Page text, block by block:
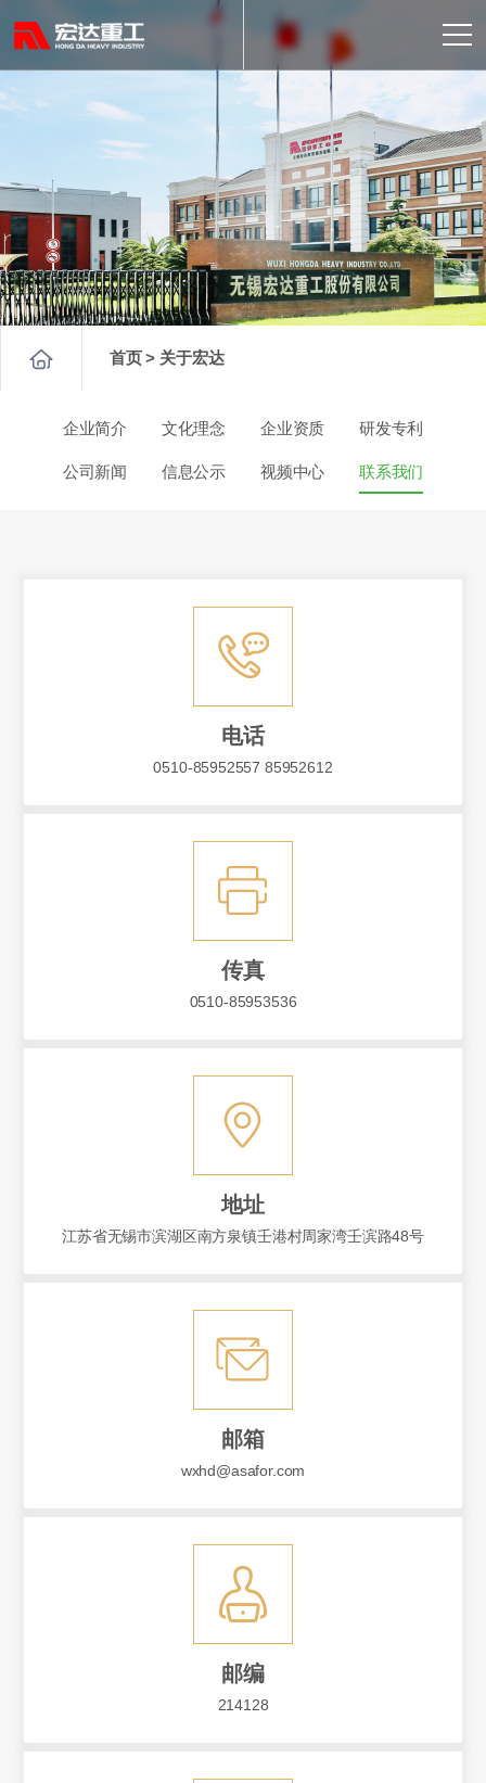
首页 > 关于宏达
企业简介 文化理念 企业资质 研发专利
公司新闻 信息公示 视频中心 联系我们
电话
0510-85952557 85952612
传真
0510-85953536
地址
江苏省无锡市滨湖区南方泉镇壬港村周家湾壬滨路48号
邮箱
wxhd@asafor.com
邮编
214128